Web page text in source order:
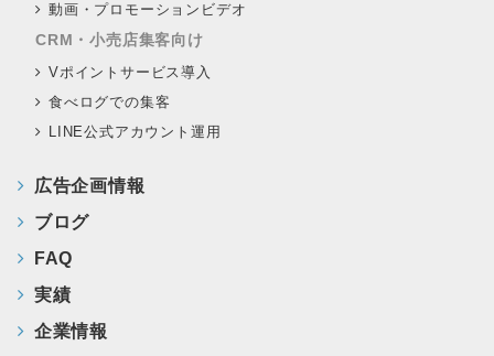
動画・プロモーションビデオ
CRM・小売店集客向け
Vポイントサービス導入
食べログでの集客
LINE公式アカウント運用
広告企画情報
ブログ
FAQ
実績
企業情報